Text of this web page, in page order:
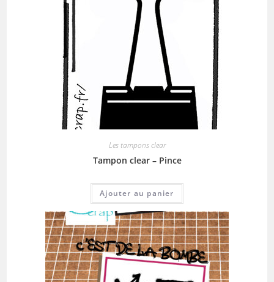
Les tampons clear
Tampon clear – Pince
Ajouter au panier